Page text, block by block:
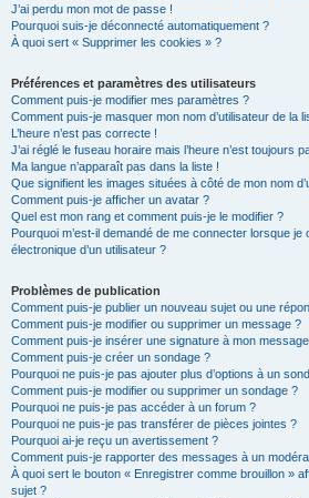
J’ai perdu mon mot de passe !
Pourquoi suis-je déconnecté automatiquement ?
À quoi sert « Supprimer les cookies » ?
Préférences et paramètres des utilisateurs
Comment puis-je modifier mes paramètres ?
Comment puis-je masquer mon nom d’utilisateur de la
L’heure n’est pas correcte !
J’ai réglé le fuseau horaire mais l’heure n’est toujours
Ma langue n’apparaît pas dans la liste !
Que signifient les images situées à côté de mon nom
Comment puis-je afficher un avatar ?
Quel est mon rang et comment puis-je le modifier ?
Pourquoi m’est-il demandé de me connecter lorsque
électronique d’un utilisateur ?
Problèmes de publication
Comment puis-je publier un nouveau sujet ou une
Comment puis-je modifier ou supprimer un message ?
Comment puis-je insérer une signature à mon
Comment puis-je créer un sondage ?
Pourquoi ne puis-je pas ajouter plus d’options à un
Comment puis-je modifier ou supprimer un sondage ?
Pourquoi ne puis-je pas accéder à un forum ?
Pourquoi ne puis-je pas transférer de pièces jointes ?
Pourquoi ai-je reçu un avertissement ?
Comment puis-je rapporter des messages à un
À quoi sert le bouton « Enregistrer comme brouillon »
sujet ?